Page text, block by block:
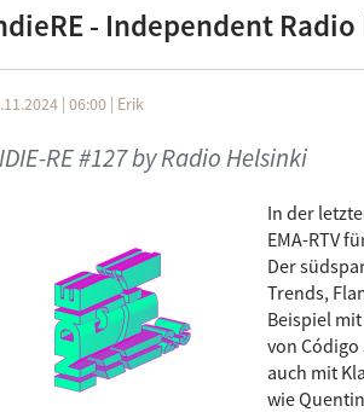
- Independent Radio
| 06:00 | Erik
RE #127 by Radio Helsinki
In der
EMA-RTV
Der
Trends,
Beispiel
von Código
auch mit
wie